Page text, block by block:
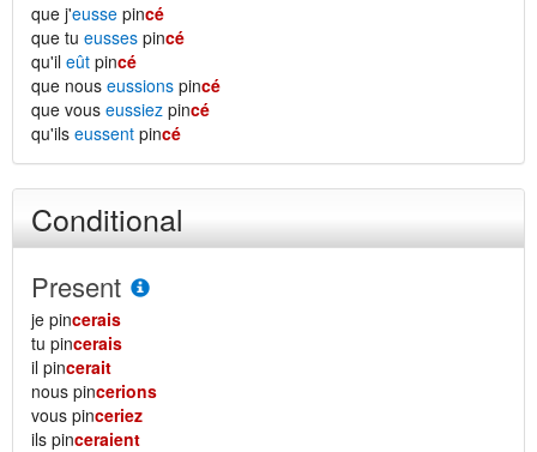
que j'eusse pincé
que tu eusses pincé
qu'il eût pincé
que nous eussions pincé
que vous eussiez pincé
qu'ils eussent pincé
Conditional
Present
je pincerais
tu pincerais
il pincerait
nous pincerions
vous pinceriez
ils pinceraient